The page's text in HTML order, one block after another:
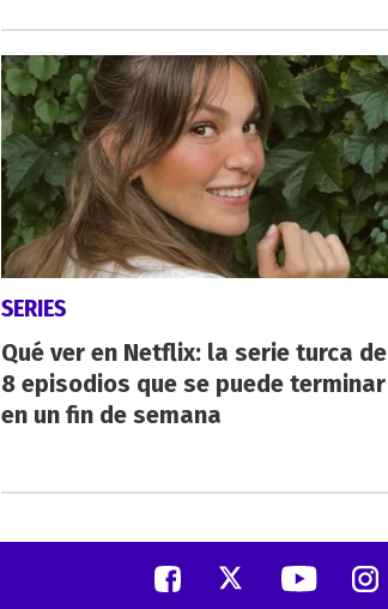
SERIES
Qué ver en Netflix: la serie turca de
8 episodios que se puede terminar
en un fin de semana